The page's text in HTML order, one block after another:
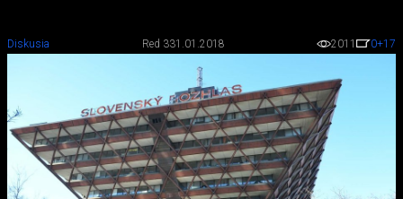
Diskusia Red 331.01.2018 2011 0+17